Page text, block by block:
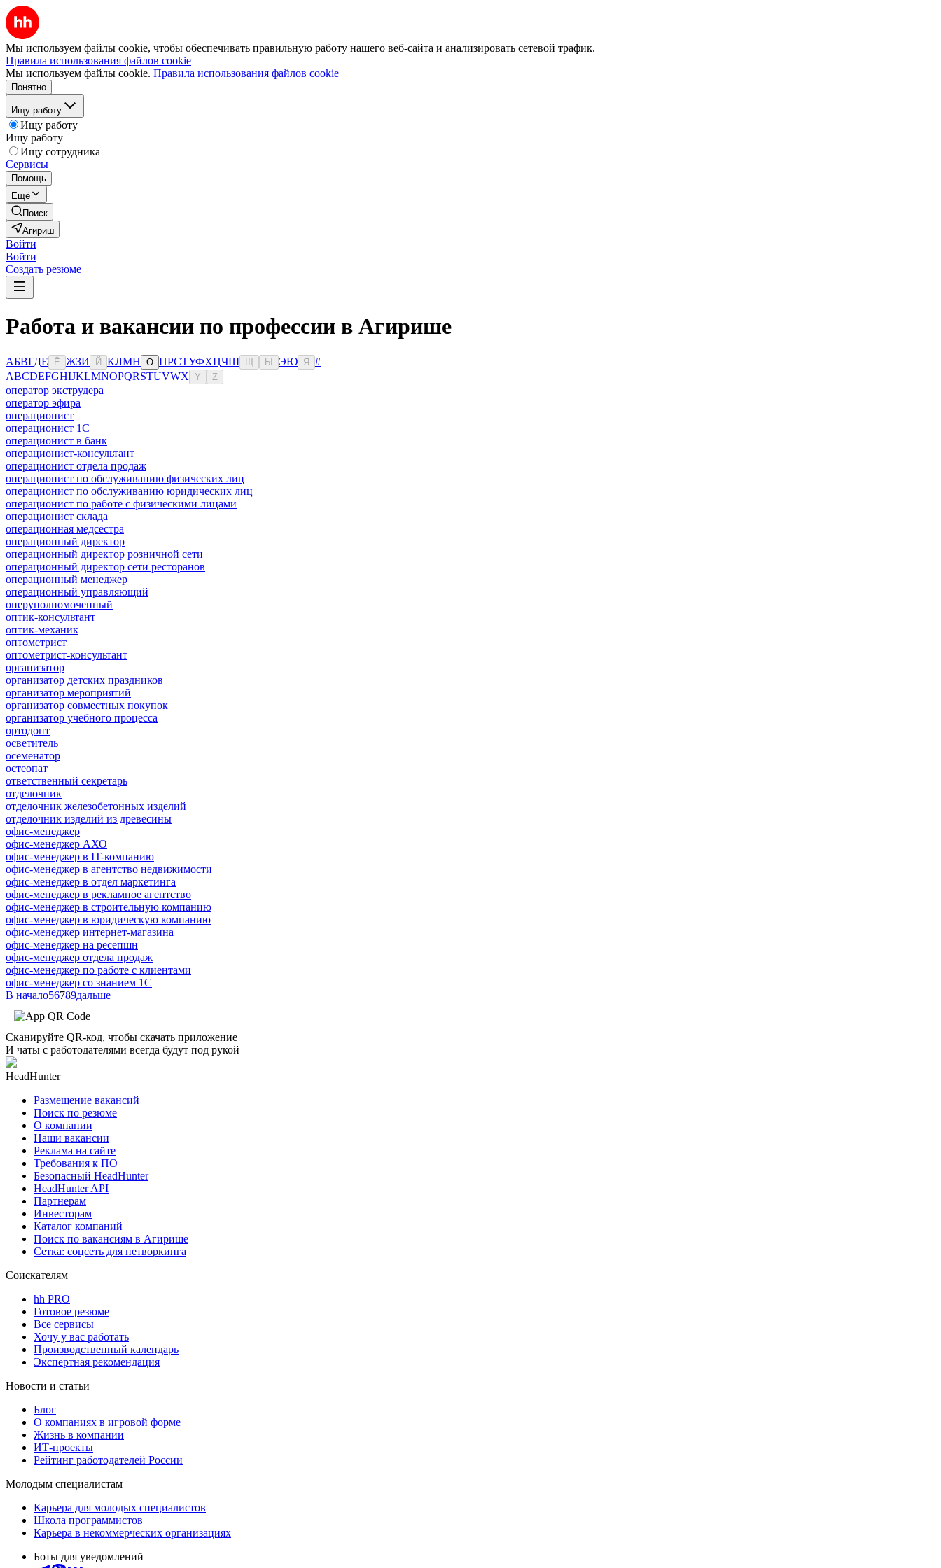
Мы используем файлы cookie, чтобы обеспечивать правильную работу нашего веб-сайта и анализировать сетевой трафик.
Правила использования файлов cookie
Мы используем файлы cookie. Правила использования файлов cookie
Понятно
Ищу работу
Ищу работу
Ищу работу
Ищу сотрудника
Сервисы
Помощь
Ещё
Поиск
Агириш
Войти
Войти
Создать резюме
Работа и вакансии по профессии в Агирише
АБВГДЕ Ё ЖЗИ Й КЛМН О ПРСТУФХЦЧШ Ы ЭЮ Я
#
ABCDEFGHIJKLMNOPQRSTUVWX Y Z
оператор экструдера
оператор эфира
операционист
операционист 1С
операционист в банк
операционист-консультант
операционист отдела продаж
операционист по обслуживанию физических лиц
операционист по обслуживанию юридических лиц
операционист по работе с физическими лицами
операционист склада
операционная медсестра
операционный директор
операционный директор розничной сети
операционный директор сети ресторанов
операционный менеджер
операционный управляющий
оперуполномоченный
оптик-консультант
оптик-механик
оптометрист
оптометрист-консультант
организатор
организатор детских праздников
организатор мероприятий
организатор совместных покупок
организатор учебного процесса
ортодонт
осветитель
осеменатор
остеопат
ответственный секретарь
отделочник
отделочник железобетонных изделий
отделочник изделий из древесины
офис-менеджер
офис-менеджер АХО
офис-менеджер в IT-компанию
офис-менеджер в агентство недвижимости
офис-менеджер в отдел маркетинга
офис-менеджер в рекламное агентство
офис-менеджер в строительную компанию
офис-менеджер в юридическую компанию
офис-менеджер интернет-магазина
офис-менеджер на ресепшн
офис-менеджер отдела продаж
офис-менеджер по работе с клиентами
офис-менеджер со знанием 1С
В начало56789дальше
Сканируйте QR-код, чтобы скачать приложение
И чаты с работодателями всегда будут под рукой
HeadHunter
Размещение вакансий
Поиск по резюме
О компании
Наши вакансии
Реклама на сайте
Требования к ПО
Безопасный HeadHunter
HeadHunter API
Партнерам
Инвесторам
Каталог компаний
Поиск по вакансиям в Агирише
Сетка: соцсеть для нетворкинга
Соискателям
hh PRO
Готовое резюме
Все сервисы
Хочу у вас работать
Производственный календарь
Экспертная рекомендация
Новости и статьи
Блог
О компаниях в игровой форме
Жизнь в компании
ИТ-проекты
Рейтинг работодателей России
Молодым специалистам
Карьера для молодых специалистов
Школа программистов
Карьера в некоммерческих организациях
Боты для уведомлений